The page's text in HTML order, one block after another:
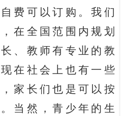
费可以订购。我们
在全国范围内规划
、教师有专业的教
在社会上也有一些
家长们也是可以按
当然，青少年的生